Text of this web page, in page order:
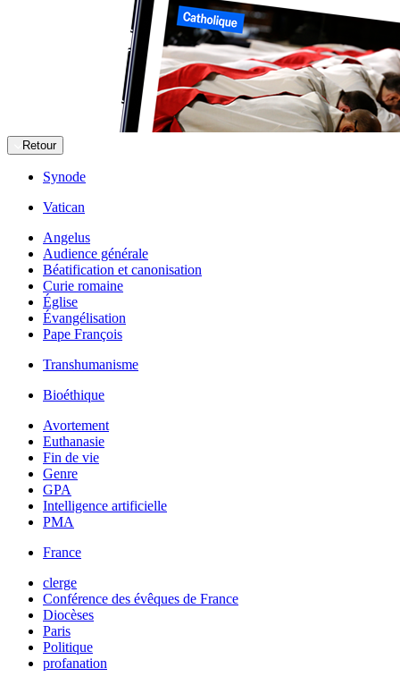
Retour
Synode
Vatican
Angelus
Audience générale
Béatification et canonisation
Curie romaine
Église
Évangélisation
Pape François
Transhumanisme
Bioéthique
Avortement
Euthanasie
Fin de vie
Genre
GPA
Intelligence artificielle
PMA
France
clerge
Conférence des évêques de France
Diocèses
Paris
Politique
profanation